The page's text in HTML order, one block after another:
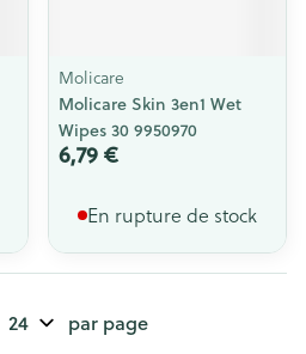
Molicare
Molicare Skin 3en1 Wet
Wipes 30 9950970
6,79 €
En rupture de stock
par page